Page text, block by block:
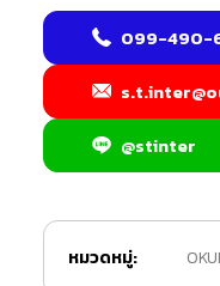
099-490-
@stinter
หมวดหมู่: